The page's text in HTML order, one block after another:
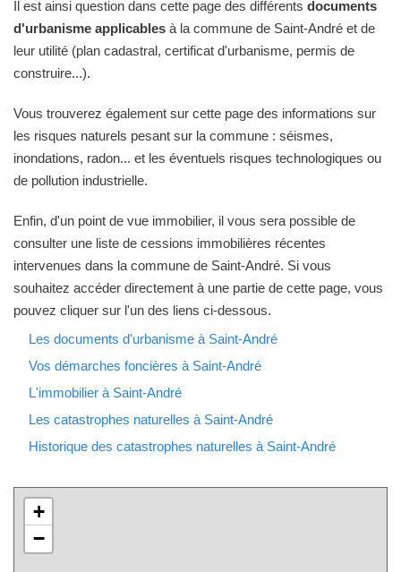
Il est ainsi question dans cette page des différents documents
d'urbanisme applicables à la commune de Saint-André et de
leur utilité (plan cadastral, certificat d'urbanisme, permis de
construire...).
Vous trouverez également sur cette page des informations sur
les risques naturels pesant sur la commune : séismes,
inondations, radon... et les éventuels risques technologiques ou
de pollution industrielle.
Enfin, d'un point de vue immobilier, il vous sera possible de
consulter une liste de cessions immobilières récentes
intervenues dans la commune de Saint-André. Si vous
souhaitez accéder directement à une partie de cette page, vous
pouvez cliquer sur l'un des liens ci-dessous.
Les documents d'urbanisme à Saint-André
Vos démarches foncières à Saint-André
L'immobilier à Saint-André
Les catastrophes naturelles à Saint-André
Historique des catastrophes naturelles à Saint-André
+
−